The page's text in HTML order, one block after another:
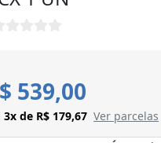
539,00
3x de R$ 179,67 Ver parcelas